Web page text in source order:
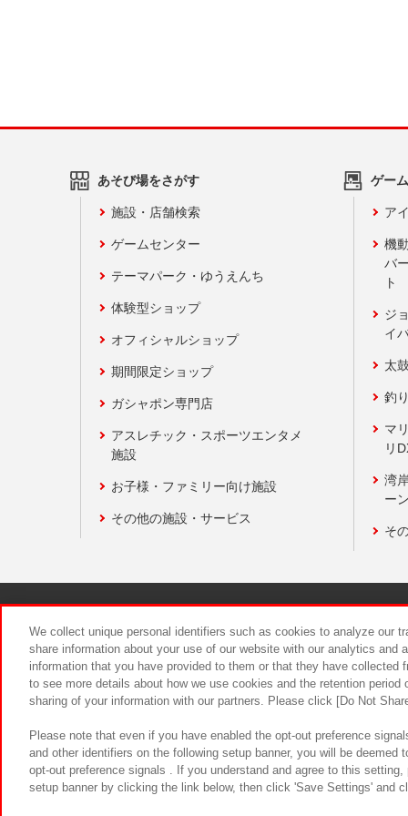
あそび場をさがす
施設・店舗検索
ゲームセンター
テーマパーク・ゆうえんち
体験型ショップ
オフィシャルショップ
期間限定ショップ
ガシャポン専門店
アスレチック・スポーツエンタメ
施設
お子様・ファミリー向け施設
その他の施設・サービス
ゲー
ア
機
バ
ト
ジ
イ
太
釣
マ
リ
湾
ー
そ
食品のご
We collect unique personal identifiers such as cookies to analyze our
share information about your use of our website with our analytics and
information that you have provided to them or that they have
to see more details about how we use cookies and the retention
sharing of your information with our partners. Please click [Do Not
Please note that even if you have enabled the opt-out preference
and other identifiers on the following setup banner, you will be
opt-out preference signals . If you understand and agree to this
setup banner by clicking the link below, then click 'Save Settings' and